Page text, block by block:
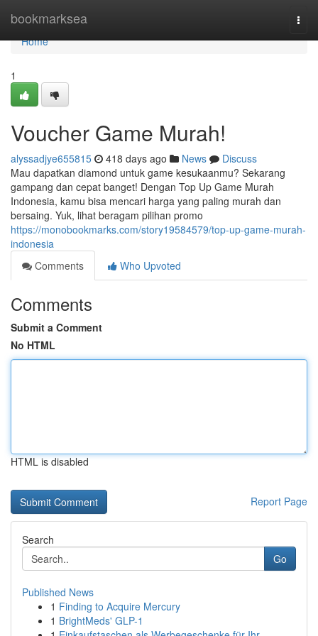
bookmarksea
Home
Home
1
Voucher Game Murah!
alyssadjye655815 418 days ago News
Discuss
Mau dapatkan diamond untuk game kesukaanmu? Sekarang
gampang dan cepat banget! Dengan Top Up Game Murah
Indonesia, kamu bisa mencari harga yang paling murah dan
bersaing. Yuk, lihat beragam pilihan promo
https://monobookmarks.com/story19584579/top-up-game-murah-
indonesia
Comments
Who Upvoted
Comments
Submit a Comment
No HTML
HTML is disabled
Report Page
Search
Go
Published News
1 Finding to Acquire Mercury
1 BrightMeds' GLP-1